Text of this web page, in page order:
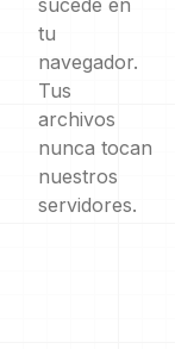
sucede en
tu
navegador.
Tus
archivos
nunca tocan
nuestros
servidores.